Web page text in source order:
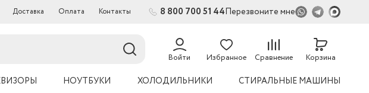
Доставка Оплата Контакты 8 800 700 51 44Перезвоните мне
Войти Избранное Сравнение Корзина
НОУТБУКИ ХОЛОДИЛЬНИКИ СТИРАЛЬНЫЕ МАШИНЫ